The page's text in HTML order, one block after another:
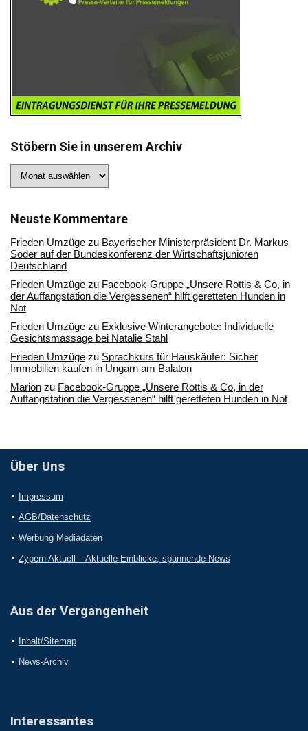
Stöbern Sie in unserem Archiv
Sie
Archiv
Neuste Kommentare
Frieden Umzüge zu Bayerischer Ministerpräsident Dr. Markus
Söder auf der Bundeskonferenz der Wirtschaftsjunioren
Deutschland
Frieden Umzüge zu Facebook-Gruppe „Unsere Rottis & Co, in
der Auffangstation die Vergessenen“ hilft geretteten Hunden in
Not
Frieden Umzüge zu Exklusive Winterangebote: Individuelle
Gesichtsmassage bei Natalie Stahl
Frieden Umzüge zu Sprachkurs für Hauskäufer: Sicher
Immobilien kaufen in Ungarn am Balaton
Marion zu Facebook-Gruppe „Unsere Rottis & Co, in der
Auffangstation die Vergessenen“ hilft geretteten Hunden in Not
Über Uns
Impressum
AGB/Datenschutz
Werbung Mediadaten
Zypern Aktuell – Aktuelle Einblicke, spannende News
Aus der Vergangenheit
Inhalt/Sitemap
News-Archiv
Interessantes